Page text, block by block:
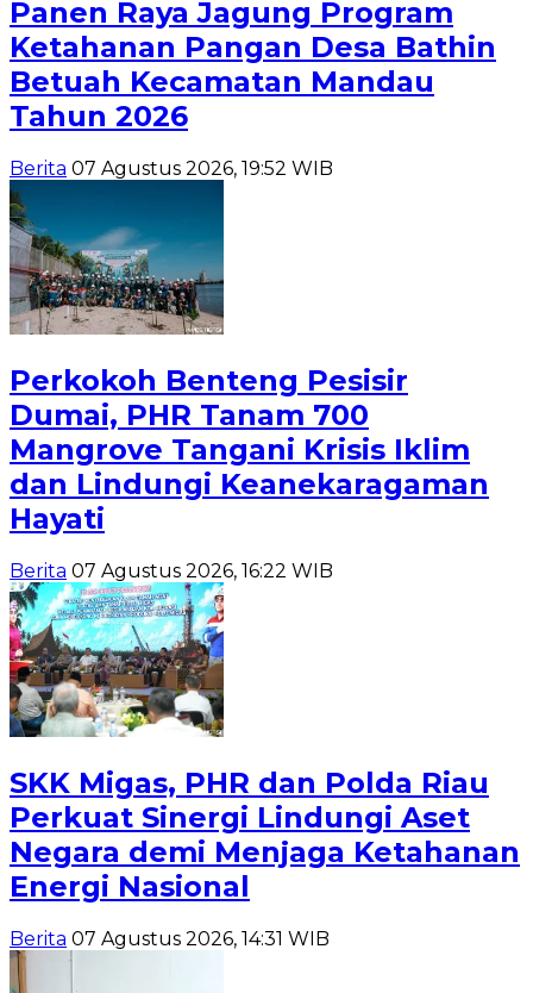
Panen Raya Jagung Program
Ketahanan Pangan Desa Bathin
Betuah Kecamatan Mandau
Tahun 2026
Berita 07 Agustus 2026, 19:52 WIB
Perkokoh Benteng Pesisir
Dumai, PHR Tanam 700
Mangrove Tangani Krisis Iklim
dan Lindungi Keanekaragaman
Hayati
Berita 07 Agustus 2026, 16:22 WIB
SKK Migas, PHR dan Polda Riau
Perkuat Sinergi Lindungi Aset
Negara demi Menjaga Ketahanan
Energi Nasional
Berita 07 Agustus 2026, 14:31 WIB